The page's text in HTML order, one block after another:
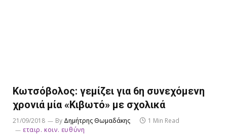
Κωτσόβολος: γεμίζει για 6η συνεχόμενη
χρονιά μία «Κιβωτό» με σχολικά
21/09/2018 By Δημήτρης Θωμαδάκης
1 Min Read
εταιρ. κοιν. ευθύνη